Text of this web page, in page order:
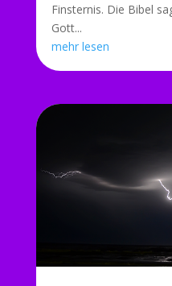
Finsternis. Die Bibel
Gott...
mehr lesen